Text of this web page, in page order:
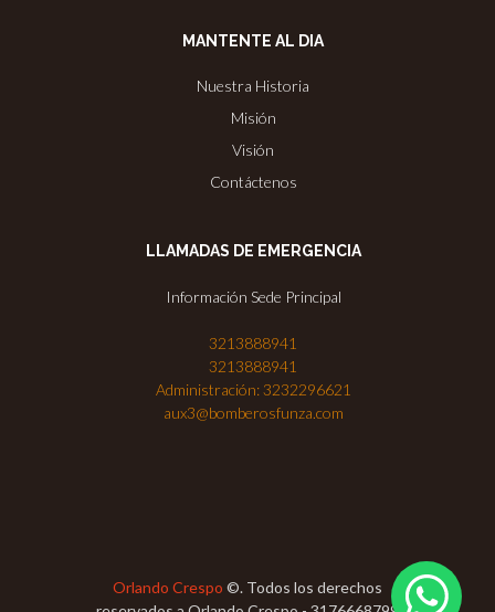
MANTENTE AL DIA
Nuestra Historia
Misión
Visión
Contáctenos
LLAMADAS DE EMERGENCIA
Información Sede Principal
3213888941
3213888941
Administración: 3232296621
aux3@bomberosfunza.com
Orlando Crespo ©. Todos los derechos